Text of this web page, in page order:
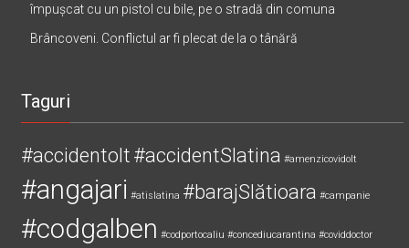
împușcat cu un pistol cu bile, pe o stradă din comuna
Brâncoveni. Conflictul ar fi plecat de la o tânără
Taguri
#accidentolt #accidentSlatina #amenzicovidolt
#angajari #atislatina #barajSlătioara #campanie
#codgalben #codportocaliu #concediucarantina #coviddoctor